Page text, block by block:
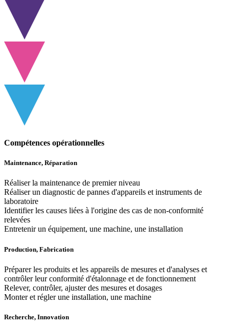
Compétences opérationnelles
Maintenance, Réparation
Réaliser la maintenance de premier niveau
Réaliser un diagnostic de pannes d'appareils et instruments de
laboratoire
Identifier les causes liées à l'origine des cas de non-conformité
relevées
Entretenir un équipement, une machine, une installation
Production, Fabrication
Préparer les produits et les appareils de mesures et d'analyses et
contrôler leur conformité d'étalonnage et de fonctionnement
Relever, contrôler, ajuster des mesures et dosages
Monter et régler une installation, une machine
Recherche, Innovation